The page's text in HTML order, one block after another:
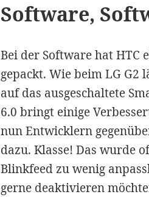
Software,
Bei der Software hat HTC
gepackt. Wie beim LG G2
auf das ausgeschaltete
6.0 bringt einige
nun Entwicklern
dazu. Klasse! Das wurde
Blinkfeed zu wenig
gerne deaktivieren